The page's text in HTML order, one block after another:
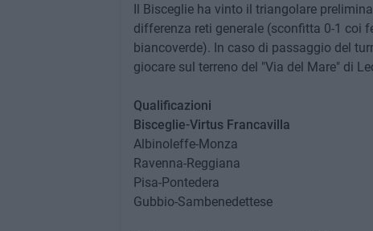
Il Bisceglie ha vinto il triangolare
differenza reti generale (sconfitta 0-1 coi
biancoverde). In caso di passaggio del
giocare sul terreno del "Via del Mare" di
Qualificazioni
Bisceglie-Virtus Francavilla
Albinoleffe-Monza
Ravenna-Reggiana
Pisa-Pontedera
Gubbio-Sambenedettese